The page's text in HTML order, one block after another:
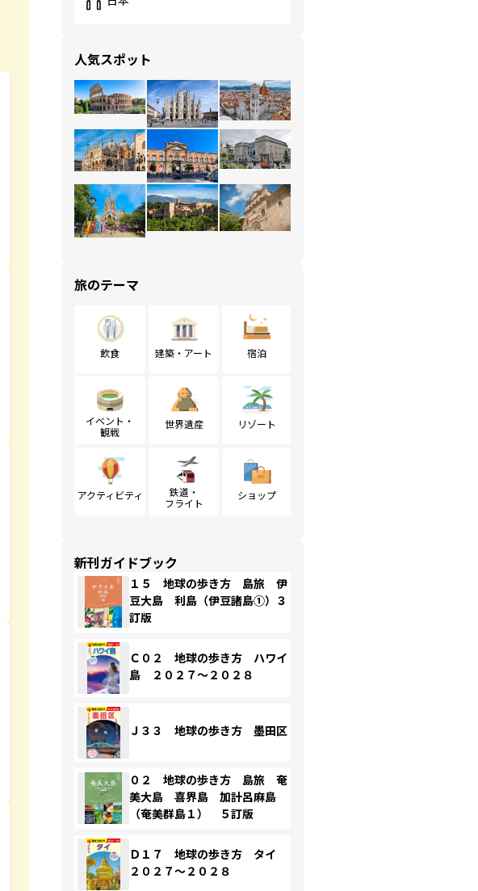
人気スポット
旅のテーマ
飲食 建築・アート 宿泊
イベント・
観戦
世界遺産 リゾート
アクティビティ
鉄道・
フライト
ショップ
新刊ガイドブック
１５ 地球の歩き方 島旅 伊
豆大島 利島（伊豆諸島①）３
訂版
Ｃ０２ 地球の歩き方 ハワイ
島 ２０２７～２０２８
Ｊ３３ 地球の歩き方 墨田区
０２ 地球の歩き方 島旅 奄
美大島 喜界島 加計呂麻島
（奄美群島１） ５訂版
Ｄ１７ 地球の歩き方 タイ
２０２７～２０２８